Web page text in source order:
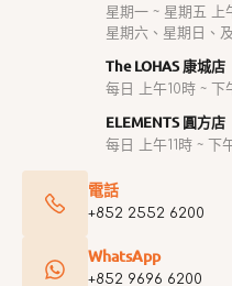
星期一 ~ 星期五 上
星期六、星期日、
The LOHAS 康城店
每日 上午10時 ~ 下
ELEMENTS 圓方店
每日 上午11時 ~ 下
電話
+852 2552 6200
WhatsApp
+852 9696 6200